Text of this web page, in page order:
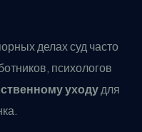
делах суд часто
психологов
уходудля